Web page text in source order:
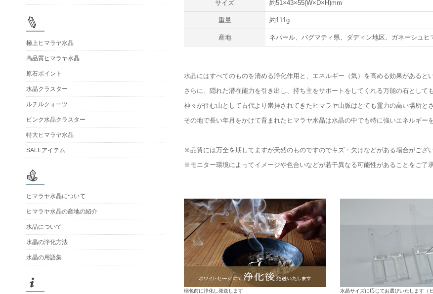
サイズ 約51×43×55(W×D×H)mm
重量 約111g
産地 ネパール、バグマティ県、ダディン地区、ガネーシュヒ
水晶にはすべてのものを清める浄化作用と、エネルギー（気）を高める効果があると
さらに、隠れた潜在能力を引き出し、持ち主をサポートをしてくれる万能の石として
神々が住む山として古代より崇拝されてきたヒマラヤ山脈はとても霊力の高い場所と
その地で長い年月をかけて育まれたヒマラヤ水晶は水晶の中でも特に強いエネルギー
※品質には万全を期してますが天然のものですのでキズ・欠けなどがある場合がござい
※モニター環境によってイメージや色合いなどが若干異なる可能性があることをご了承
梱包前に浄化し発送します 水晶サイズに応じてお選びいたします（
極上ヒマラヤ水晶
高品質ヒマラヤ水晶
原石ポイント
水晶クラスター
ルチルクォーツ
ピンク水晶クラスター
特大ヒマラヤ水晶
SALEアイテム
ヒマラヤ水晶について
ヒマラヤ水晶の産地の紹介
水晶について
水晶の浄化方法
水晶の用語集